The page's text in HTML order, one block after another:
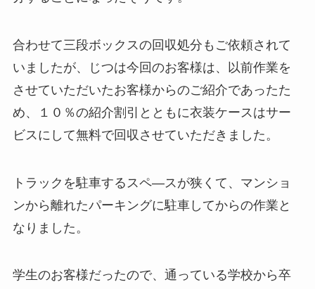
合わせて三段ボックスの回収処分もご依頼されて
いましたが、じつは今回のお客様は、以前作業を
させていただいたお客様からのご紹介であったた
め、１０％の紹介割引とともに衣装ケースはサー
ビスにして無料で回収させていただきました。
トラックを駐車するスペ―スが狭くて、マンショ
ンから離れたパーキングに駐車してからの作業と
なりました。
学生のお客様だったので、通っている学校から卒